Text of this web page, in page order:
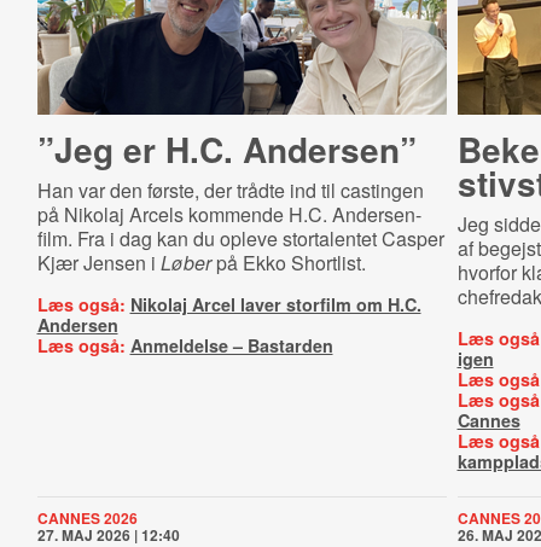
”Jeg er H.C. Andersen”
Han var den første, der trådte ind til castingen
på Nikolaj Arcels kommende H.C. Andersen-
film. Fra i dag kan du opleve stortalentet Casper
Kjær Jensen i Løberpå Ekko Shortlist.
Læs også: Nikolaj Arcel laver storfilm om H.C.
Andersen
Læs også: Anmeldelse – Bastarden
Jeg
af
hvorfor
Læs
igen
Læs
Læs
Cannes
Læs
CANNES 2026
27. MAJ 2026 | 12:40
CANNES
26. MAJ